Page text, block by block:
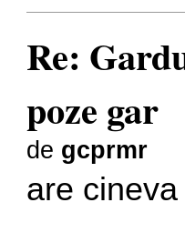
Re:
poze gar
de gcprmr
are